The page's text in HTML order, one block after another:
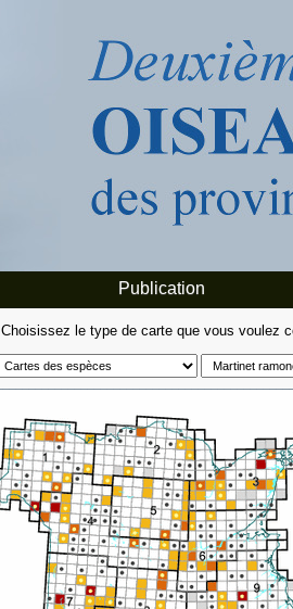
Publication
Choisissez le type de carte que vous voulez